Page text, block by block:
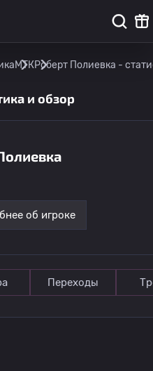
МТКРоберт Полиевка -
и обзор
об игроке
Переходы